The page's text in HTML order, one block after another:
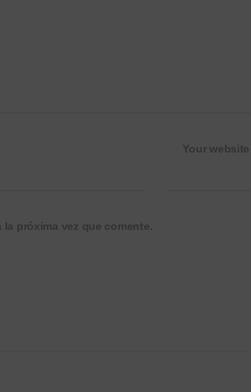
Your website
próxima vez que comente.